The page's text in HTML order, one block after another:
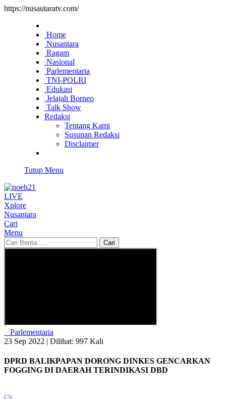
https://nusautaratv.com/
Home
Nusantara
Ragam
Nasional
Parlementaria
TNI-POLRI
Edukasi
Jelajah Borneo
Talk Show
Redaksi
Tentang Kami
Susunan Redaksi
Disclaimer
Tutup Menu
LIVE
Xplore
Nusantara
Cari
Menu
Cari
Parlementaria
23 Sep 2022 | Dilihat: 997 Kali
DPRD BALIKPAPAN DORONG DINKES GENCARKAN
FOGGING DI DAERAH TERINDIKASI DBD